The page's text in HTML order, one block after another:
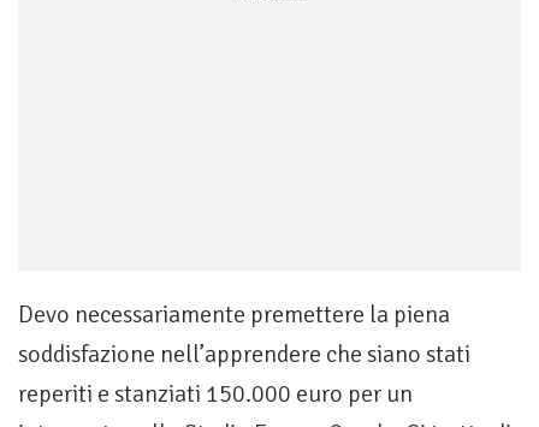
Devo necessariamente premettere la piena
soddisfazione nell’apprendere che siano stati
reperiti e stanziati 150.000 euro per un